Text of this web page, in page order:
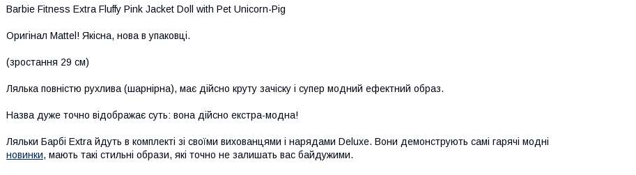
Barbie Fitness Extra Fluffy Pink Jacket Doll with Pet Unicorn-Pig
Оригінал Mattel! Якісна, нова в упаковці.
(зростання 29 см)
Лялька повністю рухлива (шарнірна), має дійсно круту зачіску і супер модний ефектний образ.
Назва дуже точно відображає суть: вона дійсно екстра-модна!
Ляльки Барбі Extra йдуть в комплекті зі своїми вихованцями і нарядами Deluxe. Вони демонструють самі гарячі модні
новинки, мають такі стильні образи, які точно не залишать вас байдужими.